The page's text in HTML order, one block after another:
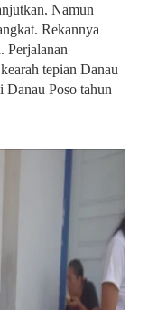
Namun
Rekannya
Perjalanan
tepian Danau
Poso tahun